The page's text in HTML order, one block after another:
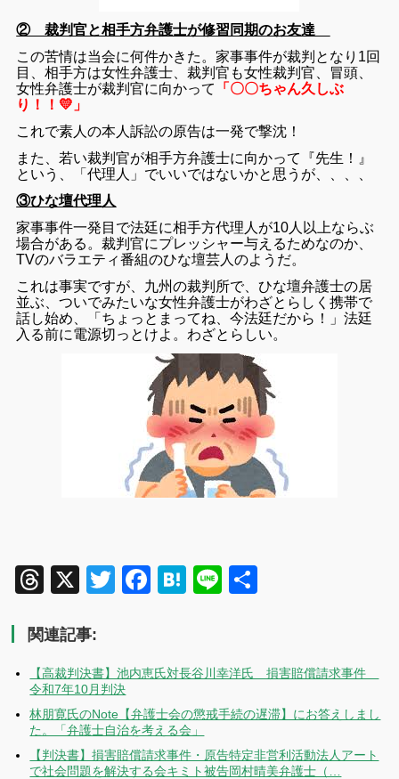
② 裁判官と相手方弁護士が修習同期のお友達
この苦情は当会に何件かきた。家事事件が裁判となり1回
目、相手方は女性弁護士、裁判官も女性裁判官、冒頭、
女性弁護士が裁判官に向かって
「〇〇ちゃん久しぶ
り！！💛」
これで素人の本人訴訟の原告は一発で撃沈！
また、若い裁判官が相手方弁護士に向かって『先生！』
という、「代理人」でいいではないかと思うが、、、、
③ひな壇代理人
家事事件一発目で法廷に相手方代理人が10人以上ならぶ
場合がある。裁判官にプレッシャー与えるためなのか、
TVのバラエティ番組のひな壇芸人のようだ。
これは事実ですが、九州の裁判所で、ひな壇弁護士の居
並ぶ、ついでみたいな女性弁護士がわざとらしく携帯で
話し始め、「ちょっとまってね、今法廷だから！」法廷
入る前に電源切っとけよ。わざとらしい。
Threads
X TwitterFacebook
Hatena
Line
関連記事:
【高裁判決書】池内恵氏対長谷川幸洋氏 損害賠償請求事件
令和7年10月判決
林朋寛氏のNote【弁護士会の懲戒手続の遅滞】にお答えしまし
た。「弁護士自治を考える会」
【判決書】損害賠償請求事件・原告特定非営利活動法人アート
で社会問題を解決する会キミト被告岡村晴美弁護士（…